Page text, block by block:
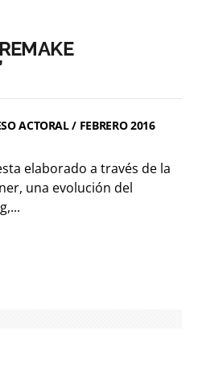
ACTORAL / FEBRERO 2016
elaborado a través de la
una evolución del